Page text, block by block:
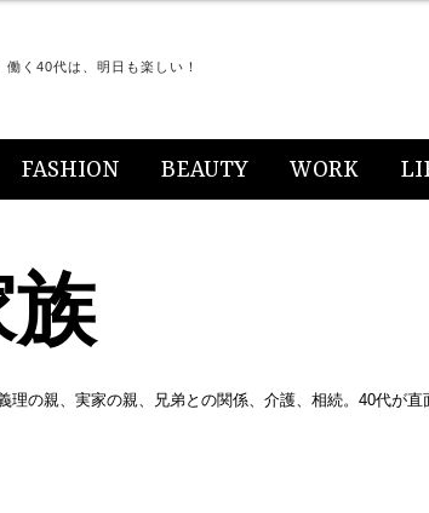
働く40代は、明日も楽しい！
FASHION BEAUTY WORK
族
義理の親、実家の親、兄弟との関係、介護、相続。40代が